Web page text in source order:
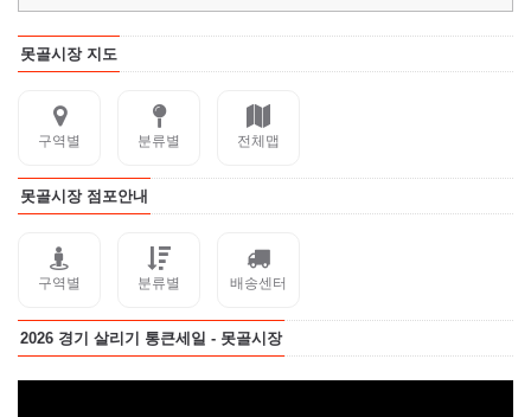
못골시장 지도
구역별 분류별 전체맵
못골시장 점포안내
구역별 분류별 배송센터
2026 경기 살리기 통큰세일 - 못골시장